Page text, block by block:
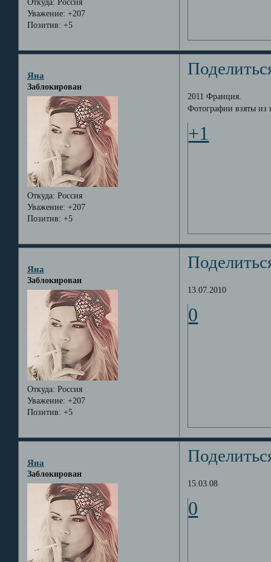
Откуда: Россия
Уважение: +207
Позитив: +5
Яна
Заблокирован
Откуда: Россия
Уважение: +207
Позитив: +5
2011 Франция.
Фотографии взяты из
+1
Яна
Заблокирован
Откуда: Россия
Уважение: +207
Позитив: +5
13.07.2010
0
Яна
Заблокирован
15.03.08
0